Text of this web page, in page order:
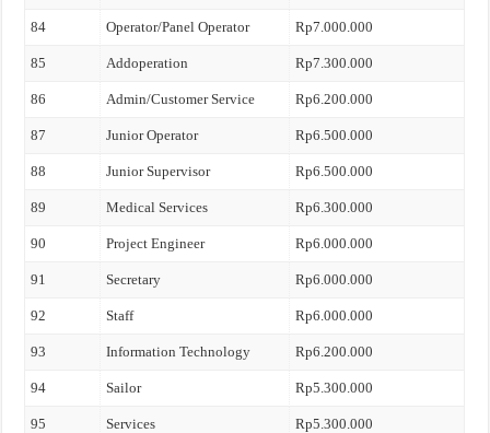
84 Operator/Panel Operator Rp7.000.000
85 Addoperation Rp7.300.000
86 Admin/Customer Service Rp6.200.000
87 Junior Operator Rp6.500.000
88 Junior Supervisor Rp6.500.000
89 Medical Services Rp6.300.000
90 Project Engineer Rp6.000.000
91 Secretary Rp6.000.000
92 Staff Rp6.000.000
93 Information Technology Rp6.200.000
94 Sailor Rp5.300.000
95 Services Rp5.300.000